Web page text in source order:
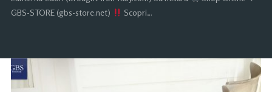
GBS-STORE (gbs-store.net)
Scopri…